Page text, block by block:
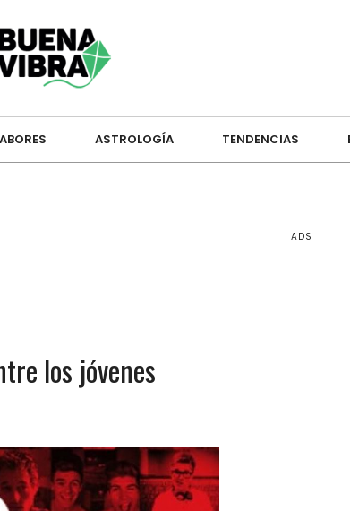
ASTROLOGÍA TENDENCIAS
los jóvenes
ADS